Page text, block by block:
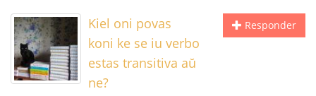
Responder
Kiel oni povas
koni ke se iu verbo
estas transitiva aŭ
ne?